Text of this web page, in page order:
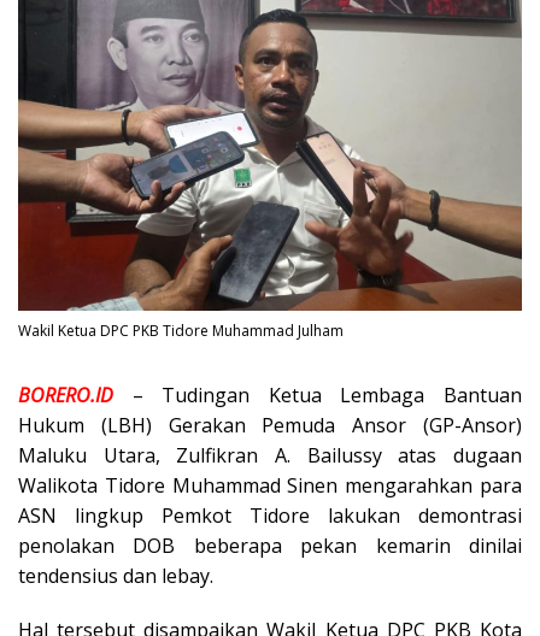
Wakil Ketua DPC PKB Tidore Muhammad Julham
BORERO.ID – Tudingan Ketua Lembaga Bantuan
Hukum (LBH) Gerakan Pemuda Ansor (GP-Ansor)
Maluku Utara, Zulfikran A. Bailussy atas dugaan
Walikota Tidore Muhammad Sinen mengarahkan para
ASN lingkup Pemkot Tidore lakukan demontrasi
penolakan DOB beberapa pekan kemarin dinilai
tendensius dan lebay.
Hal tersebut disampaikan Wakil Ketua DPC PKB Kota